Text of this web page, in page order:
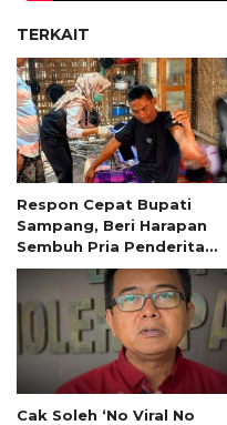
TERKAIT
Respon Cepat Bupati
Sampang, Beri Harapan
Sembuh Pria Penderita
Tumor 13 Tahun
Cak Soleh ‘No Viral No